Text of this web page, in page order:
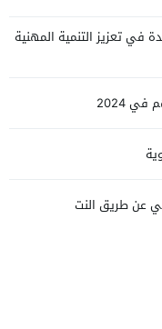
في تعزيز التنمية المهنية
2024
عن طريق النت